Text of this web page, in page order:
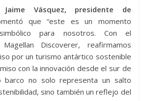
Jaime Vásquez, presidente de
que “este es un momento
para nosotros. Con el
Discoverer, reafirmamos
por un turismo antártico sostenible
con la innovación desde el sur de
barco no solo representa un salto
sino también un reflejo del